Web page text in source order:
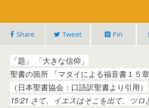
Share Tweet Pin
「題」 「大きな信仰」
聖書の箇所 「マタイによる福音書１５
（日本聖書協会：口語訳聖書より引用）
15:21 さて、イエスはそこを出て、ツロ